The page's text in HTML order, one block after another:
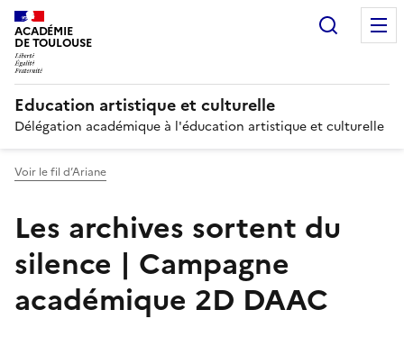
ACADÉMIE
DE TOULOUSE
Education artistique et culturelle
Délégation académique à l'éducation artistique et culturelle
Voir le fil d’Ariane
Les archives sortent du
silence | Campagne
académique 2D DAAC